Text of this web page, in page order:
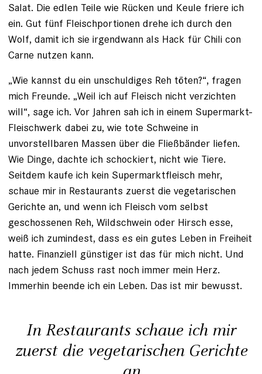
Salat. Die edlen Teile wie Rücken und Keule friere ich
ein. Gut fünf Fleisch­portionen drehe ich durch den
Wolf, damit ich sie irgendwann als Hack für Chili con
Carne nutzen kann.
„Wie kannst du ein unschuldiges Reh töten?“, fragen
mich Freunde. „Weil ich auf Fleisch nicht verzichten
will“, sage ich. Vor Jahren sah ich in einem Supermarkt-
Fleischwerk dabei zu, wie tote Schweine in
unvorstellbaren Massen über die Fließbänder liefen.
Wie Dinge, dachte ich schockiert, nicht wie Tiere.
Seitdem kaufe ich kein Supermarktfleisch mehr,
schaue mir in Restaurants zuerst die vegetarischen
Gerichte an, und wenn ich Fleisch vom selbst
geschossenen Reh, Wildschwein oder Hirsch esse,
weiß ich zumindest, dass es ein gutes Leben in Freiheit
hatte. Finanziell günstiger ist das für mich nicht. Und
nach jedem Schuss rast noch immer mein Herz.
Immerhin beende ich ein Leben. Das ist mir bewusst.
In Restaurants schaue ich mir
zuerst die vegetarischen Gerichte